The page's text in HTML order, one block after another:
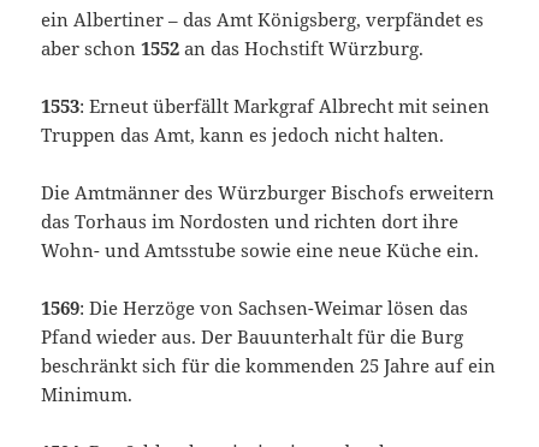
ein Albertiner – das Amt Königsberg, verpfändet es
aber schon1552 an das Hochstift Würzburg.
1553: Erneut überfällt Markgraf Albrecht mit seinen
Truppen das Amt, kann es jedoch nicht halten.
Die Amtmänner des Würzburger Bischofs erweitern
das Torhaus im Nordosten und richten dort ihre
Wohn- und Amtsstube sowie eine neue Küche ein.
1569: Die Herzöge von Sachsen-Weimar lösen das
Pfand wieder aus. Der Bauunterhalt für die Burg
beschränkt sich für die kommenden 25 Jahre auf ein
Minimum.